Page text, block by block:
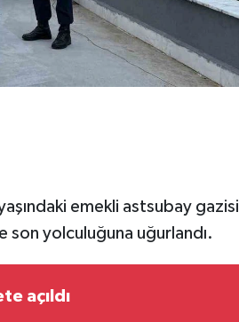
emekli astsubay gazisi
yolculuğuna uğurlandı.
açıldı